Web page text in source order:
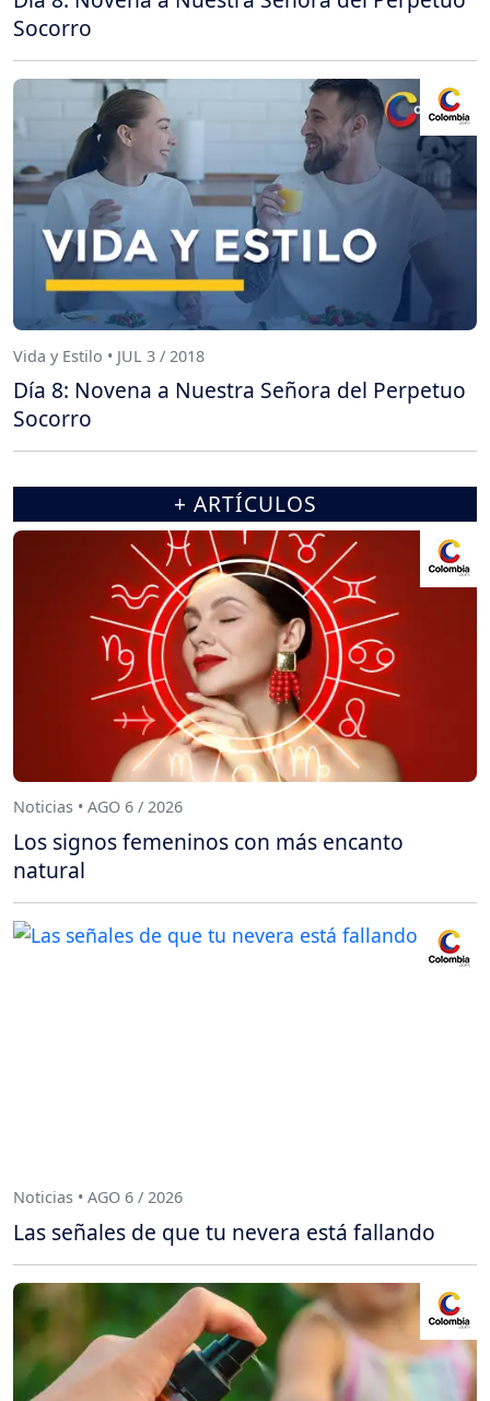
Socorro
Vida y Estilo • JUL 3 / 2018
Día 8: Novena a Nuestra Señora del Perpetuo
Socorro
+ ARTÍCULOS
Noticias • AGO 6 / 2026
Los signos femeninos con más encanto
natural
Noticias • AGO 6 / 2026
Las señales de que tu nevera está fallando